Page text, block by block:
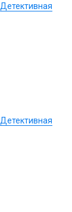
Детективная
Детективная